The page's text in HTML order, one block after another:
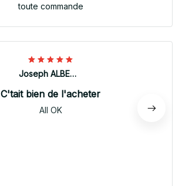
toute commande
Joseph ALBERTINI
C'tait bien de l'acheter
All OK